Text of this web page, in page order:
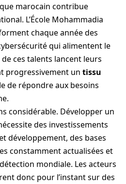
marocain contribue
L’École Mohammadia
chaque année des
qui alimentent le
ces talents lancent leurs
progressivement un tissu
de répondre aux besoins
considérable. Développer un
des investissements
développement, des bases
constamment actualisées et
mondiale. Les acteurs
donc pour l’instant sur des